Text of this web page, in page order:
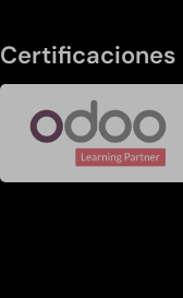
Certificaciones